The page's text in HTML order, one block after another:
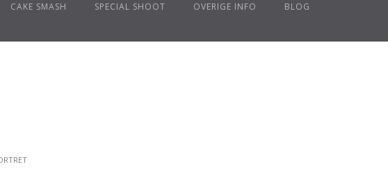
CAKE SMASH SPECIAL SHOOT OVERIGE INFO BLOG